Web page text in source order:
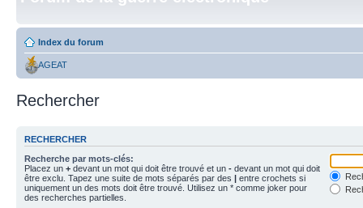
Index du forum
AGEAT
Rechercher
RECHERCHER
Recherche par mots-clés:
Placez un + devant un mot qui doit être trouvé et un - devant un mot qui doit
être exclu. Tapez une suite de mots séparés par des | entre crochets si
uniquement un des mots doit être trouvé. Utilisez un * comme joker pour
des recherches partielles.